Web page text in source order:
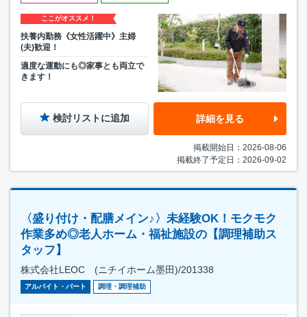
ここがオススメ！
扶養内勤務《女性活躍中》主婦
(夫)歓迎！
適度な運動にも◎家事とも両立で
きます！
検討リストに追加 詳細を見る
掲載開始日：2026-08-06
掲載終了予定日：2026-09-02
〈盛り付け・配膳メイン♪〉未経験OK！モクモク
作業多め◎老人ホーム・福祉施設の【調理補助ス
タッフ】
株式会社LEOC (ニチイホーム墨田)/201338
アルバイト・パート 調理・調理補助